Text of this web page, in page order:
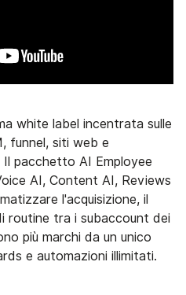
white label incentrata sulle
funnel, siti web e
Il pacchetto AI Employee
AI, Content AI, Reviews
l'acquisizione, il
routine tra i subaccount dei
più marchi da un unico
e automazioni illimitati.